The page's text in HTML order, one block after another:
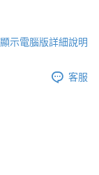
顯示電腦版詳細說明
客服